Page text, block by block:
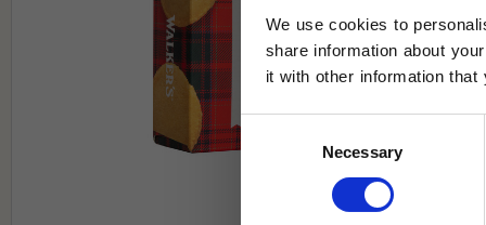
We use cookies to
share information about
it with other information that
Consent
Selection
Necessary
Jag samtycker till Tehuset Javas
* Rabatten gäller endast online på
på ordinarie priser och kan ej